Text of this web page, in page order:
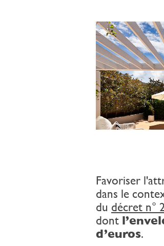
Favoriser
dans le
du décret n°
dont
d’euros.